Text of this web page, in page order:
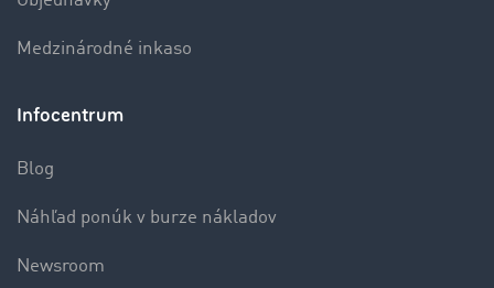
Medzinárodné inkaso
Infocentrum
Blog
Náhľad ponúk v burze nákladov
Newsroom